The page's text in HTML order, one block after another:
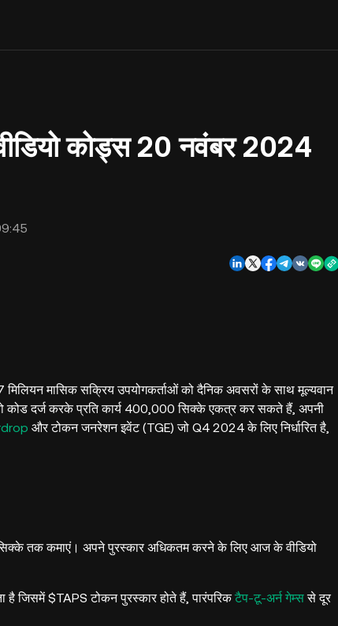
कोड्स 20 नवंबर 2024
मासिक सक्रिय उपयोगकर्ताओं को दैनिक अवसरों के साथ मूल्यवान
कोड दर्ज करके प्रति कार्य 400,000 सिक्के एकत्र कर सकते हैं, अपनी
और टोकन जनरेशन इवेंट (TGE) जो Q4 2024 के लिए निर्धारित है,
सिक्के तक कमाएं। अपने पुरस्कार अधिकतम करने के लिए आज के वीडियो
जिसमें $TAPS टोकन पुरस्कार होते हैं, पारंपरिकटैप-टू-अर्न गेम्ससे दूर